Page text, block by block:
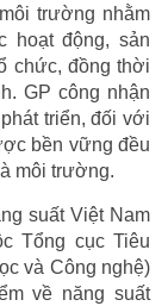
trường nhằm
hoạt động, sản
chức, đồng thời
GP công nhận
triển, đối với
bền vững đều
môi trường.
suất Việt Nam
Tổng cục Tiêu
và Công nghệ)
về năng suất